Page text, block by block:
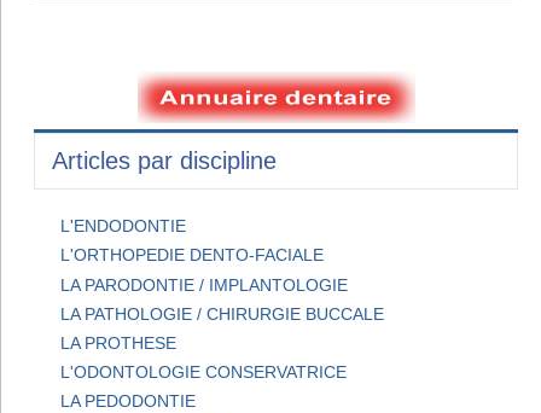
Articles par discipline
L'ENDODONTIE
L'ORTHOPEDIE DENTO-FACIALE
LA PARODONTIE / IMPLANTOLOGIE
LA PATHOLOGIE / CHIRURGIE BUCCALE
LA PROTHESE
L'ODONTOLOGIE CONSERVATRICE
LA PEDODONTIE